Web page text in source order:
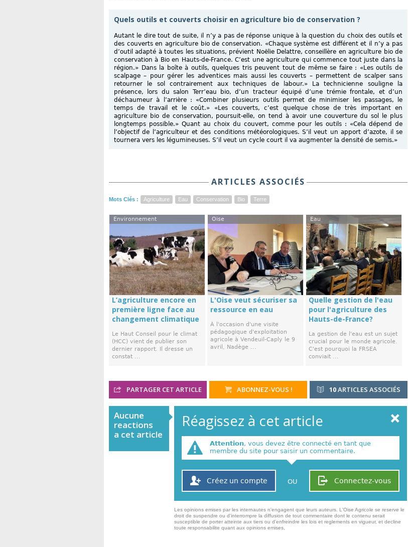
Quels outils et couverts choisir en agriculture bio de conservation ?
Autant le dire tout de suite, il n’y a pas de réponse unique à la question du choix des outils et
des couverts en agriculture bio de conservation. «Chaque système est différent et il n’y a pas
d’outil adapté à toutes les situations, prévient Noëlie Delattre, conseillère en agriculture bio de
conservation à Bio en Hauts-de-France. C’est une agriculture qui commence tout juste dans la
région.» Dans la boîte à outils, quelques tris peuvent tout de même se faire : «Les outils de
scalpage – pour gérer les adventices mais aussi les couverts – permettent de scalper sans
retourner le sol contrairement aux techniques de labour.» La technicienne souligne la
présence, lors du salon Terr’eau bio, d’un tracteur équipé d’une trémie frontale, et d’un
déchaumeur à l’arrière : «Combiner plusieurs outils permet de minimiser les passages, le
temps de travail et le coût.» «Les couverts, c’est quelque chose de très important en
agriculture bio de conservation, poursuit-elle, on tend à avoir une couverture du sol le plus
longtemps possible.» Quant au choix du couvert, comme pour les outils : «Cela dépend de
l’objectif de l’agriculteur et des conditions météorologiques. S’il veut un apport d’azote, il se
tournera vers les légumineuses. S’il veut un cycle court il va augmenter la densité de semis.»
ARTICLES ASSOCIÉS
Mots Clés : Agriculture Eau Conservation Bio Terre
Environnement
L’agriculture encore en
première ligne face au
changement climatique
Le Haut Conseil pour le climat
(HCC) vient de publier son
dernier rapport. Il dresse un
constat ...
Oise
L'Oise veut sécuriser sa
ressource en eau
À l'occasion d'une visite
pédagogique d'exploitation
agricole à Vendeuil-Caply le 9
avril, Nadège ...
Eau
Quelle gestion de l'eau
pour l'agriculture des
Hauts-de-France?
La gestion de l'eau est un sujet
crucial pour le monde agricole.
C'est pourquoi la FRSEA
conviait ...
10ARTICLES ASSOCIÉS
PARTAGER CET ARTICLE ABONNEZ-VOUS !
Aucune
reactions
a cet article
Réagissez à cet article
Attention, vous devez être connecté en tant que
membre du site pour saisir un commentaire.
Connectez-vous
Créez un compte OU
Les opinions emises par les internautes n'engagent que leurs auteurs. L'Oise Agricole se reserve le
droit de suspendre ou d'interrompre la diffusion de tout commentaire dont le contenu serait
susceptible de porter atteinte aux tiers ou d'enfreindre les lois et reglements en vigueur, et decline
toute responsabilite quant aux opinions emises,